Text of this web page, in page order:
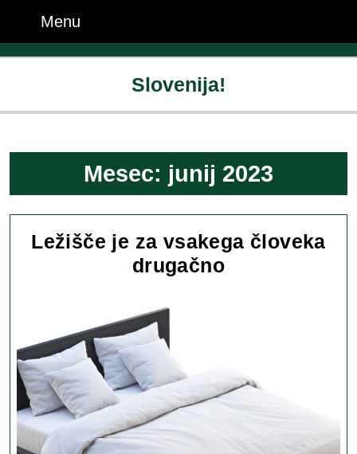
content
Menu
Slovenija!
Mesec: junij 2023
Ležišče je za vsakega človeka
drugačnoLežišče
drugačno